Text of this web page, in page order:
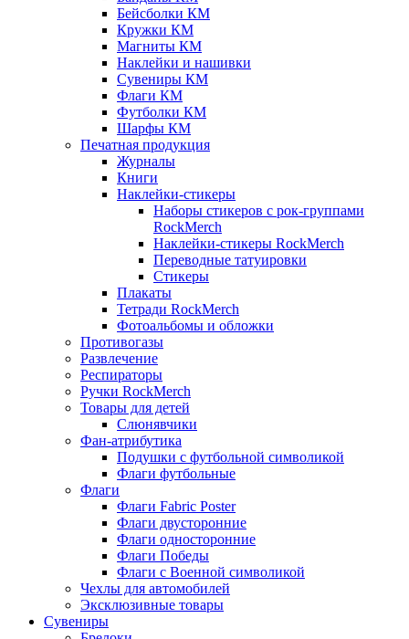
Бейсболки КМ
Кружки КМ
Магниты КМ
Наклейки и нашивки
Сувениры КМ
Флаги КМ
Футболки КМ
Шарфы КМ
Печатная продукция
Журналы
Книги
Наклейки-стикеры
Наборы стикеров с рок-группами
RockMerch
Наклейки-стикеры RockMerch
Переводные татуировки
Стикеры
Плакаты
Тетради RockMerch
Фотоальбомы и обложки
Противогазы
Развлечение
Респираторы
Ручки RockMerch
Товары для детей
Слюнявчики
Фан-атрибутика
Подушки с футбольной символикой
Флаги футбольные
Флаги
Флаги Fabric Poster
Флаги двусторонние
Флаги односторонние
Флаги Победы
Флаги с Военной символикой
Чехлы для автомобилей
Эксклюзивные товары
Сувениры